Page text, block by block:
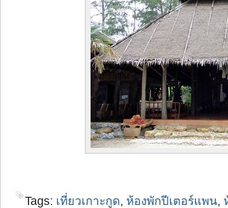
Tags: เที่ยวเกาะกูด, ห้องพักปีเตอร์แพน,